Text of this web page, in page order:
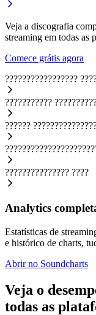
Veja a discografia
streaming em todas as
Comece grátis agora
?????????????????
???????????
??????
??????????????? ????
Analytics
Estatísticas de
e histórico de charts,
Abrir no Soundcharts
Veja o
todas as